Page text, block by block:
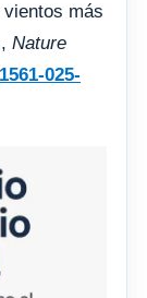
más
Nature
025-